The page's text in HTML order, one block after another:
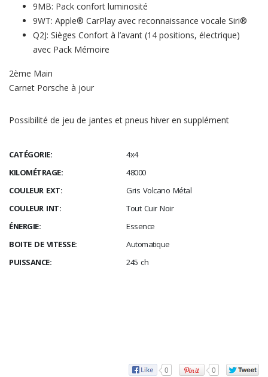
9MB: Pack confort luminosité
9WT: Apple® CarPlay avec reconnaissance vocale Siri®
Q2J: Sièges Confort à l’avant (14 positions, électrique)
avec Pack Mémoire
2ème Main
Carnet Porsche à jour
Possibilité de jeu de jantes et pneus hiver en supplément
CATÉGORIE:
4x4
KILOMÉTRAGE:
48000
COULEUR EXT:
Gris Volcano Métal
COULEUR INT:
Tout Cuir Noir
ÉNERGIE:
Essence
BOITE DE VITESSE:
Automatique
PUISSANCE:
245 ch
0 0